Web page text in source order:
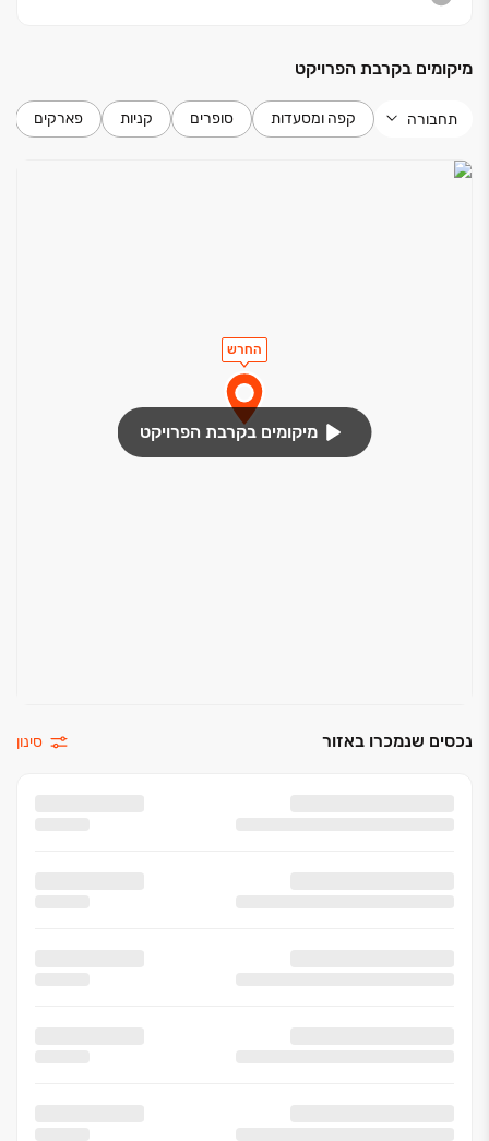
מיקומים בקרבת הפרויקט
תחבורה קפה ומסעדות סופרים קניות פארקים
החרש
מיקומים בקרבת הפרויקט
נכסים שנמכרו באזור סינון